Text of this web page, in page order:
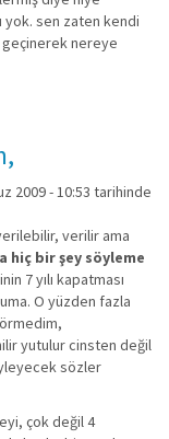
yok. sen zaten kendi
geçinerek nereye
2009 - 10:53 tarihinde
verilir ama
hiç bir şey söyleme
7 yılı kapatması
O yüzden fazla
yutulur cinsten değil
sözler
çok değil 4